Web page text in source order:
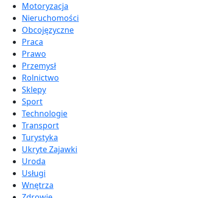
Motoryzacja
Nieruchomości
Obcojęzyczne
Praca
Prawo
Przemysł
Rolnictwo
Sklepy
Sport
Technologie
Transport
Turystyka
Ukryte Zajawki
Uroda
Usługi
Wnętrza